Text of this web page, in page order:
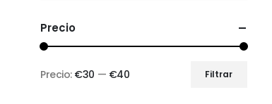
Precio
Filtrar
Precio: €30 — €40